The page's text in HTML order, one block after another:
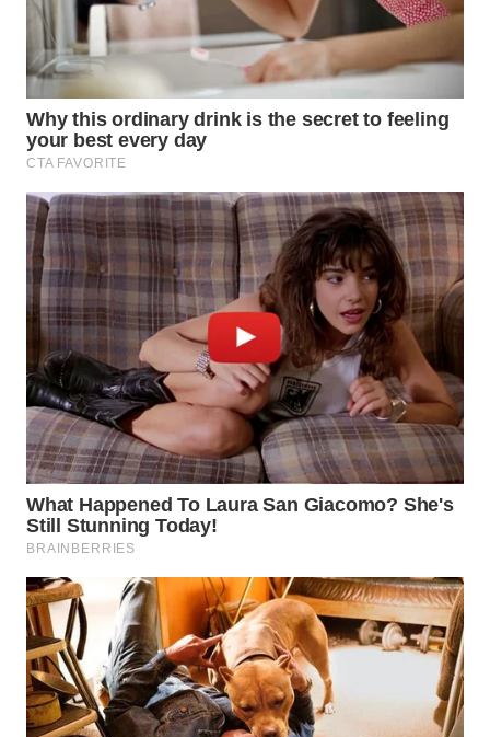
BEKASI
WN
BOGOR
WN
DEPOK
WN
TAPANULI
UTARA
WN
SAMOSIR
WN
PADANG
LAWAS
SUMEDANG
WN
CIANJUR
WN